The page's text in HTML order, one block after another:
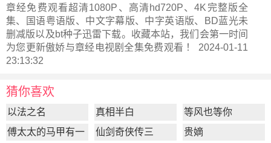
章经免费观看超清1080P、高清hd720P、4K完整版全
集、国语粤语版、中文字幕版、中字英语版、BD蓝光未
删减版以及bt种子迅雷下载。收藏本站，我们会第一时间
为您更新傲娇与章经电视剧全集免费观看 ！ 2024-01-11
23:13:32
猜你喜欢
以法之名 真相半白
等风也等你
傅太太的马甲有一
仙剑奇侠传三
贵嫡